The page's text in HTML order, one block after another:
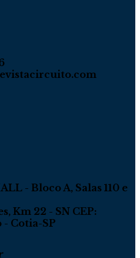
- Bloco A, Salas 110 e
Km 22 - SN CEP:
- Cotia-SP